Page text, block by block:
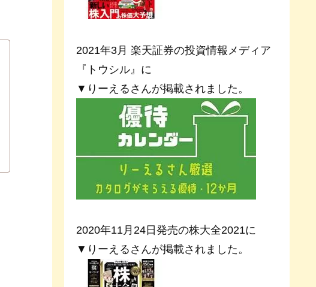
2021年3月 楽天証券の投資情報メディア
『トウシル』に
▼りーえるさんが掲載されました。
2020年11月24日発売の株大全2021に
▼りーえるさんが掲載されました。